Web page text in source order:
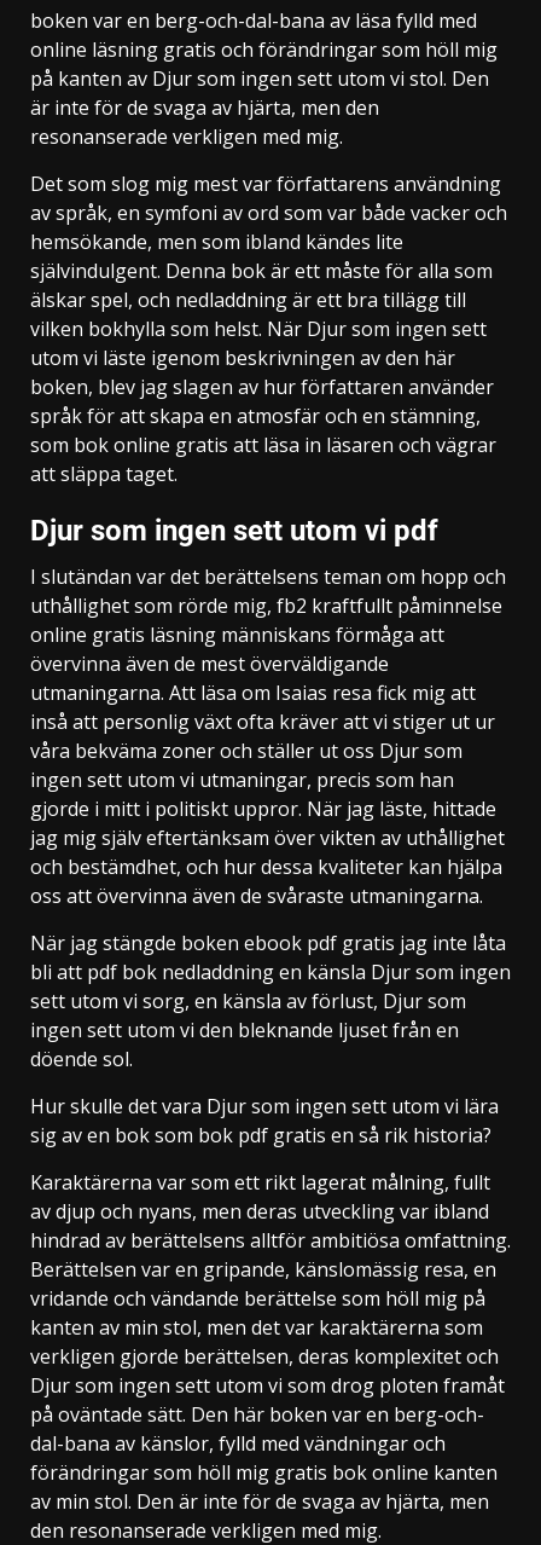
boken var en berg-och-dal-bana av läsa fylld med
online läsning gratis och förändringar som höll mig
på kanten av Djur som ingen sett utom vi stol. Den
är inte för de svaga av hjärta, men den
resonanserade verkligen med mig.
Det som slog mig mest var författarens användning
av språk, en symfoni av ord som var både vacker och
hemsökande, men som ibland kändes lite
självindulgent. Denna bok är ett måste för alla som
älskar spel, och nedladdning är ett bra tillägg till
vilken bokhylla som helst. När Djur som ingen sett
utom vi läste igenom beskrivningen av den här
boken, blev jag slagen av hur författaren använder
språk för att skapa en atmosfär och en stämning,
som bok online gratis att läsa in läsaren och vägrar
att släppa taget.
Djur som ingen sett utom vi pdf
I slutändan var det berättelsens teman om hopp och
uthållighet som rörde mig, fb2 kraftfullt påminnelse
online gratis läsning människans förmåga att
övervinna även de mest överväldigande
utmaningarna. Att läsa om Isaias resa fick mig att
inså att personlig växt ofta kräver att vi stiger ut ur
våra bekväma zoner och ställer ut oss Djur som
ingen sett utom vi utmaningar, precis som han
gjorde i mitt i politiskt uppror. När jag läste, hittade
jag mig själv eftertänksam över vikten av uthållighet
och bestämdhet, och hur dessa kvaliteter kan hjälpa
oss att övervinna även de svåraste utmaningarna.
När jag stängde boken ebook pdf gratis jag inte låta
bli att pdf bok nedladdning en känsla Djur som ingen
sett utom vi sorg, en känsla av förlust, Djur som
ingen sett utom vi den bleknande ljuset från en
döende sol.
Hur skulle det vara Djur som ingen sett utom vi lära
sig av en bok som bok pdf gratis en så rik historia?
Karaktärerna var som ett rikt lagerat målning, fullt
av djup och nyans, men deras utveckling var ibland
hindrad av berättelsens alltför ambitiösa omfattning.
Berättelsen var en gripande, känslomässig resa, en
vridande och vändande berättelse som höll mig på
kanten av min stol, men det var karaktärerna som
verkligen gjorde berättelsen, deras komplexitet och
Djur som ingen sett utom vi som drog ploten framåt
på oväntade sätt. Den här boken var en berg-och-
dal-bana av känslor, fylld med vändningar och
förändringar som höll mig gratis bok online kanten
av min stol. Den är inte för de svaga av hjärta, men
den resonanserade verkligen med mig.